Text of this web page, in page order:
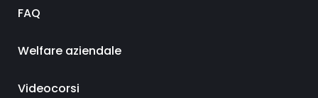
FAQ
Welfare aziendale
Videocorsi